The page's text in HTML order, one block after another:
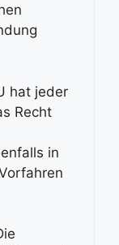
hat jeder
Recht
in